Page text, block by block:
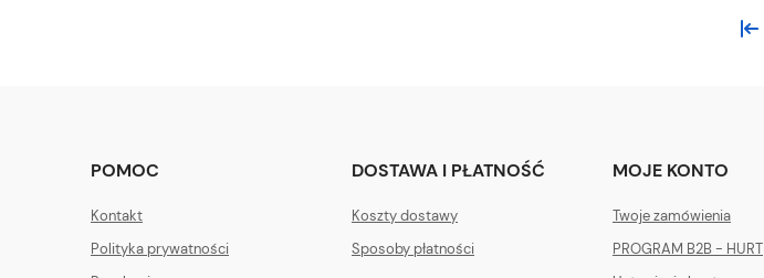
«
POMOC
Kontakt
Polityka prywatności
DOSTAWA I PŁATNOŚĆ
Koszty dostawy
Sposoby płatności
MOJE KONTO
Twoje zamówienia
PROGRAM B2B - HURT